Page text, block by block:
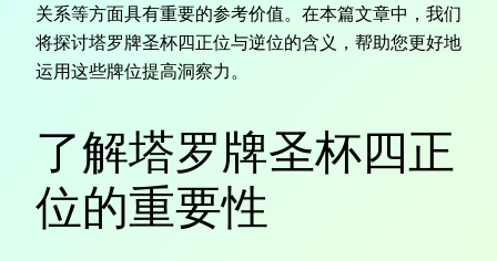
关系等方面具有重要的参考价值。在本篇文章中，我们
将探讨塔罗牌圣杯四正位与逆位的含义，帮助您更好地
运用这些牌位提高洞察力。
了解塔罗牌圣杯四正
位的重要性